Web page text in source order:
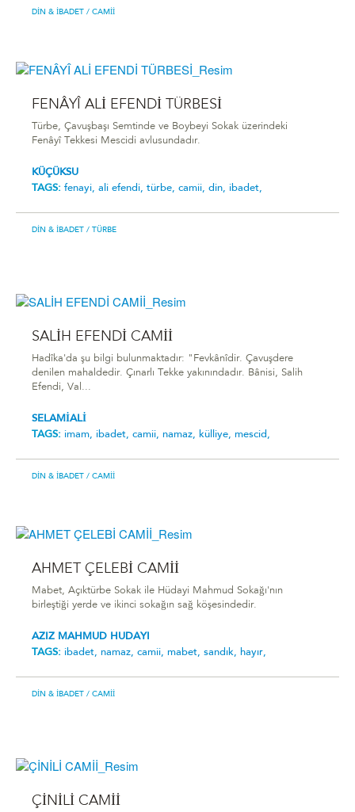
DIN & İBADET / CAMII
FENÂYÎ ALİ EFENDİ TÜRBESİ
Türbe, Çavuşbaşı Semtinde ve Boybeyi Sokak üzerindeki
Fenâyî Tekkesi Mescidi avlusundadır.
KÜÇÜKSU
TAGS: fenayi, ali efendi, türbe, camii, din, ibadet,
DIN & İBADET / TÜRBE
SALİH EFENDİ CAMİİ
Hadîka'da şu bilgi bulunmaktadır: "Fevkânîdir. Çavuşdere
denilen mahaldedir. Çınarlı Tekke yakınındadır. Bânisi, Salih
Efendi, Val...
SELAMİALİ
TAGS: imam, ibadet, camii, namaz, külliye, mescid,
DIN & İBADET / CAMII
AHMET ÇELEBİ CAMİİ
Mabet, Açıktürbe Sokak ile Hüdayi Mahmud Sokağı'nın
birleştiği yerde ve ikinci sokağın sağ köşesindedir.
AZIZ MAHMUD HUDAYI
TAGS: ibadet, namaz, camii, mabet, sandık, hayır,
DIN & İBADET / CAMII
ÇİNİLİ CAMİİ